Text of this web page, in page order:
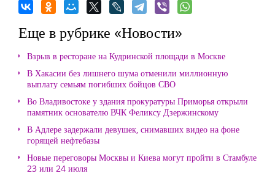
Еще в рубрике «Новости»
Взрыв в ресторане на Кудринской площади в Москве
В Хакасии без лишнего шума отменили миллионную
выплату семьям погибших бойцов СВО
Во Владивостоке у здания прокуратуры Приморья открыли
памятник основателю ВЧК Феликсу Дзержинскому
В Адлере задержали девушек, снимавших видео на фоне
горящей нефтебазы
Новые переговоры Москвы и Киева могут пройти в Стамбуле
23 или 24 июля